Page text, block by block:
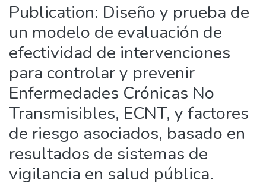
Publication: Diseño y prueba de
un modelo de evaluación de
efectividad de intervenciones
para controlar y prevenir
Enfermedades Crónicas No
Transmisibles, ECNT, y factores
de riesgo asociados, basado en
resultados de sistemas de
vigilancia en salud pública.